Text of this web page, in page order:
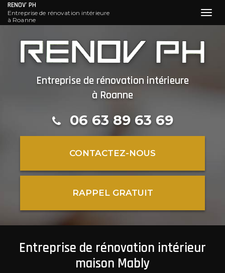
contenu
RENOV' PH
Entreprise de rénovation intérieure
à Roanne
Entreprise de rénovation intérieure
à Roanne
06 63 89 63 69
CONTACTEZ-NOUS
RAPPEL GRATUIT
Entreprise de rénovation intérieur
maison Mably